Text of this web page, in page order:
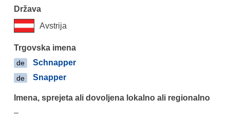
Avstrija
de Schnapper
de Snapper
–